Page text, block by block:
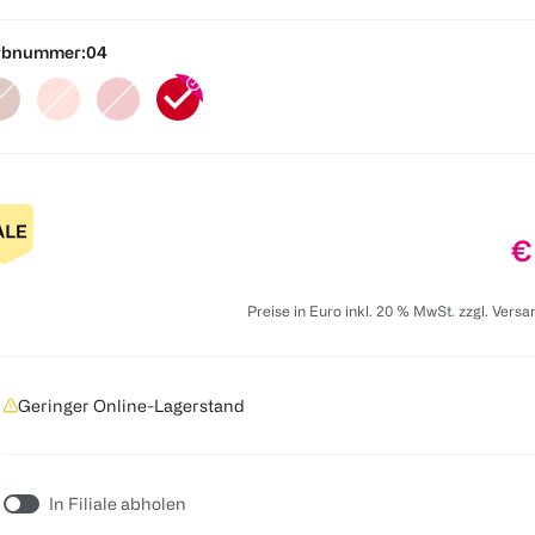
04
€
Preise in Euro inkl. 20 % MwSt. zzgl.
Geringer Online-Lagerstand
In Filiale abholen